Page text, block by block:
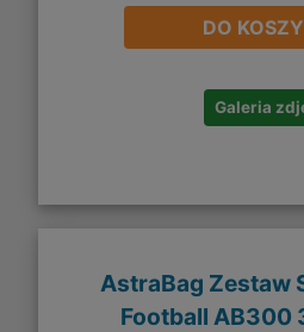
DO
Galeria
AstraBag Zestaw
Football AB300